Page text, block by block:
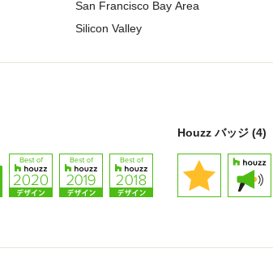
San Francisco Bay Area
Silicon Valley
Houzz バッジ (4)